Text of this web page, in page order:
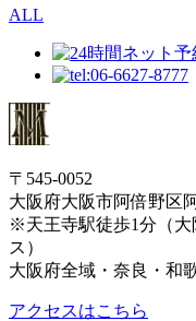
ALL
〒545-0052
大阪府大阪市阿倍野区
※天王寺駅徒歩1分（大
ス）
大阪府全域・奈良・和
アクセスはこちら